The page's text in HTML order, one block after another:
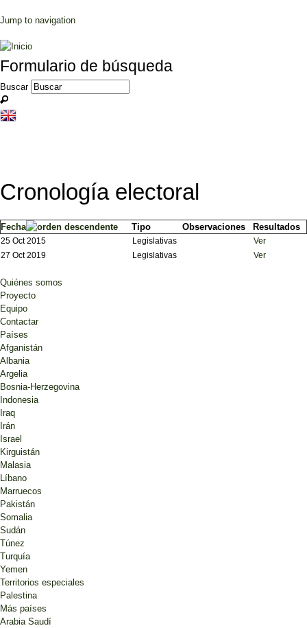
Jump to navigation
Formulario de búsqueda
Buscar
Cronología electoral
Fecha Tipo Observaciones Resultados
25 Oct 2015 Legislativas
Ver
27 Oct 2019
Legislativas Ver
Quiénes somos
Proyecto
Equipo
Contactar
Países
Afganistán
Albania
Argelia
Bosnia-Herzegovina
Indonesia
Iraq
Irán
Israel
Kirguistán
Malasia
Líbano
Marruecos
Pakistán
Somalia
Sudán
Túnez
Turquía
Yemen
Territorios especiales
Palestina
Más países
Arabia Saudí